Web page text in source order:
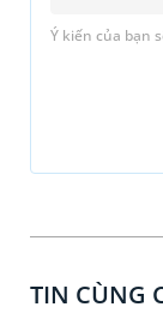
Ý kiến của bạn
TIN CÙNG